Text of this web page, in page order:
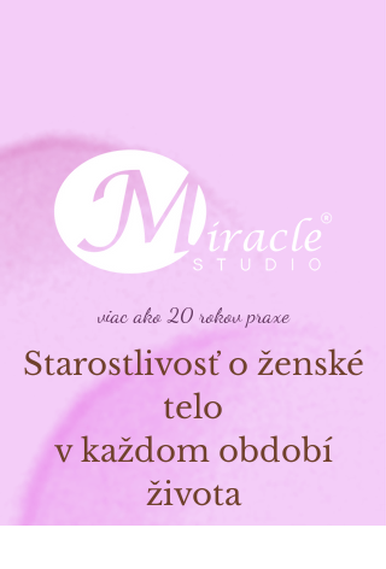
viac ako 20 rokov praxe
Starostlivosť o ženské
telo
v každom období
života